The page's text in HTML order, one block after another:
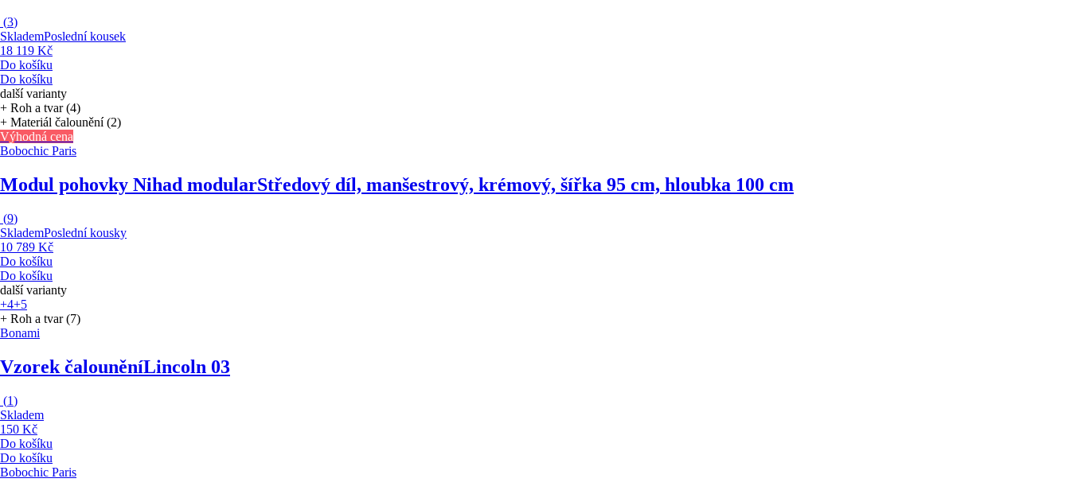
(3)
SklademPoslední kousek
18 119 Kč
Do košíku
Do košíku
další varianty
+ Roh a tvar (4)
+ Materiál čalounění (2)
Výhodná cena
Bobochic Paris
Modul pohovky Nihad modularStředový díl, manšestrový, krémový, šířka 95 cm, hloubka 100 cm
(9)
SklademPoslední kousky
10 789 Kč
Do košíku
Do košíku
další varianty
+4+5
+ Roh a tvar (7)
Bonami
Vzorek čalouněníLincoln 03
(1)
Skladem
150 Kč
Do košíku
Do košíku
Bobochic Paris